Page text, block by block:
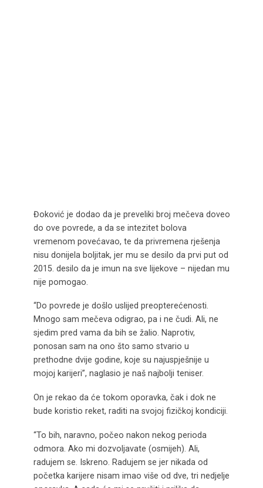
Đoković je dodao da je preveliki broj mečeva doveo
do ove povrede, a da se intezitet bolova
vremenom povećavao, te da privremena rješenja
nisu donijela boljitak, jer mu se desilo da prvi put od
2015. desilo da je imun na sve lijekove – nijedan mu
nije pomogao.
“Do povrede je došlo uslijed preopterećenosti.
Mnogo sam mečeva odigrao, pa i ne čudi. Ali, ne
sjedim pred vama da bih se žalio. Naprotiv,
ponosan sam na ono što samo stvario u
prethodne dvije godine, koje su najuspješnije u
mojoj karijeri”, naglasio je naš najbolji teniser.
On je rekao da će tokom oporavka, čak i dok ne
bude koristio reket, raditi na svojoj fizičkoj kondiciji.
“To bih, naravno, počeo nakon nekog perioda
odmora. Ako mi dozvoljavate (osmijeh). Ali,
radujem se. Iskreno. Radujem se jer nikada od
početka karijere nisam imao više od dve, tri nedjelje